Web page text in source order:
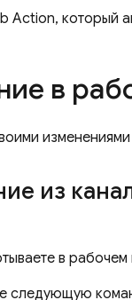
Action, который
в
из
в рабочем
следующую